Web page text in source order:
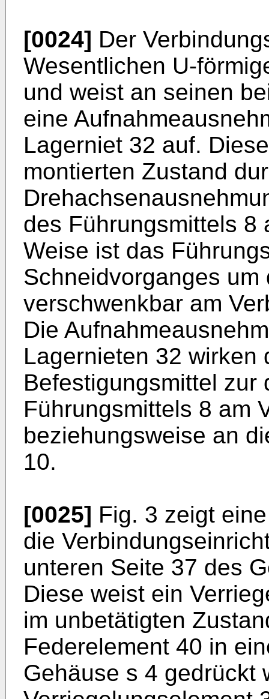
[0024] Der
Wesentlichen U-
und weist an seinen
eine
Lagerniet 32 auf.
montierten Zustand
des Führungsmittels 8
Weise ist das
Schneidvorganges
verschwenkbar am
Die
Lagernieten 32 wirken
Befestigungsmittel zur
Führungsmittels 8 am
beziehungsweise an
10.
[0025] Fig. 3 zeigt
die
unteren Seite 37 des
Diese weist ein
im unbetätigten
Federelement 40 in
Gehäuse s 4 gedrückt